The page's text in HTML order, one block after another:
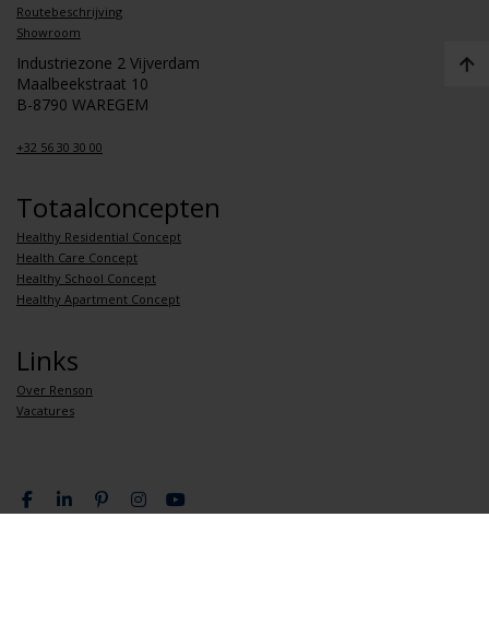
Routebeschrijving
Showroom
Industriezone 2 Vijverdam
Maalbeekstraat 10
B-8790 WAREGEM
+32 56 30 30 00
Totaalconcepten
Healthy Residential Concept
Health Care Concept
Healthy School Concept
Healthy Apartment Concept
Links
Over Renson
Vacatures